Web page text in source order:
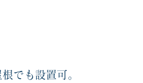
でも設置可。